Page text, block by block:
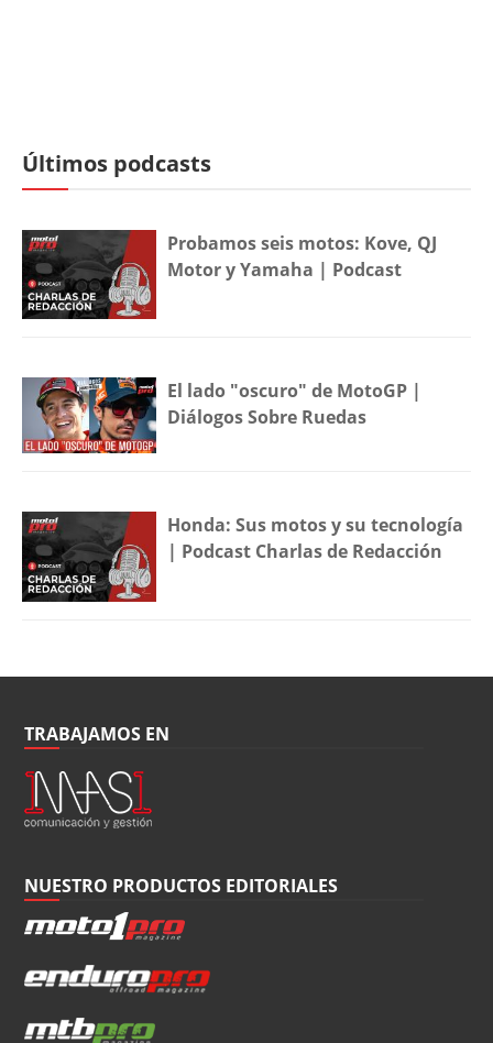
Últimos podcasts
Probamos seis motos: Kove, QJ
Motor y Yamaha | Podcast
El lado "oscuro" de MotoGP |
Diálogos Sobre Ruedas
Honda: Sus motos y su tecnología
| Podcast Charlas de Redacción
TRABAJAMOS EN
NUESTRO PRODUCTOS EDITORIALES